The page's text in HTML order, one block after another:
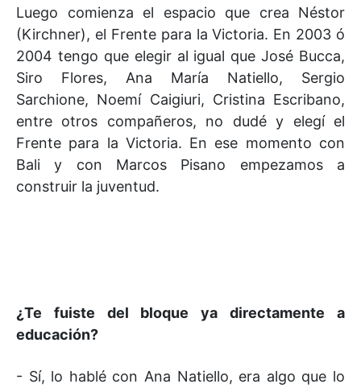
Luego comienza el espacio que crea Néstor
(Kirchner), el Frente para la Victoria. En 2003 ó
2004 tengo que elegir al igual que José Bucca,
Siro Flores, Ana María Natiello, Sergio
Sarchione, Noemí Caigiuri, Cristina Escribano,
entre otros compañeros, no dudé y elegí el
Frente para la Victoria. En ese momento con
Bali y con Marcos Pisano empezamos a
construir la juventud.
¿Te fuiste del bloque ya directamente a
educación?
- Sí, lo hablé con Ana Natiello, era algo que lo